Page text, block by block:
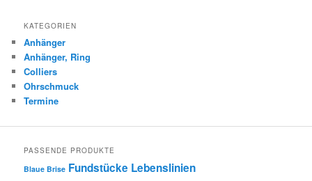
KATEGORIEN
Anhänger
Anhänger, Ring
Colliers
Ohrschmuck
Termine
PASSENDE PRODUKTE
Blaue Brise Fundstücke Lebenslinien